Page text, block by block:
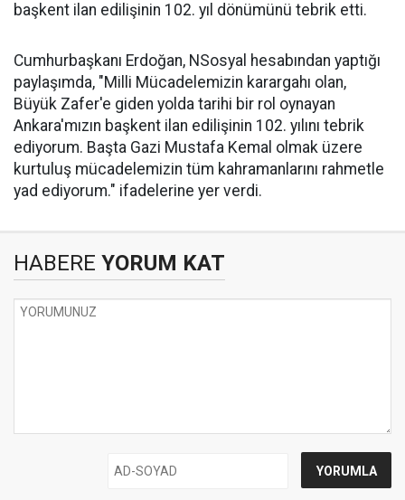
başkent ilan edilişinin 102. yıl dönümünü tebrik etti.
Cumhurbaşkanı Erdoğan, NSosyal hesabından yaptığı
paylaşımda, "Milli Mücadelemizin karargahı olan,
Büyük Zafer'e giden yolda tarihi bir rol oynayan
Ankara'mızın başkent ilan edilişinin 102. yılını tebrik
ediyorum. Başta Gazi Mustafa Kemal olmak üzere
kurtuluş mücadelemizin tüm kahramanlarını rahmetle
yad ediyorum." ifadelerine yer verdi.
HABERE YORUM KAT